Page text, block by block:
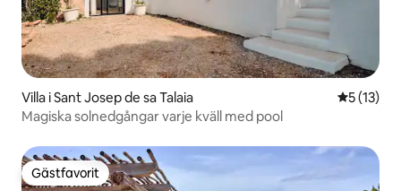
Villa i Sant Josep de sa Talaia 5 av 5 i
5 (13)
Magiska solnedgångar varje kväll med pool
Gästfavorit
Gästfavorit